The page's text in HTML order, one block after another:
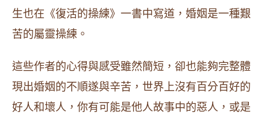
生也在《復活的操練》一書中寫道，婚姻是一種艱
苦的屬靈操練。
這些作者的心得與感受雖然簡短，卻也能夠完整體
現出婚姻的不順遂與辛苦，世界上沒有百分百好的
好人和壞人，你有可能是他人故事中的惡人，或是